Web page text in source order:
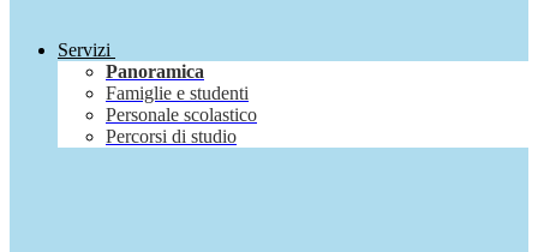
Servizi
Panoramica
Famiglie e studenti
Personale scolastico
Percorsi di studio